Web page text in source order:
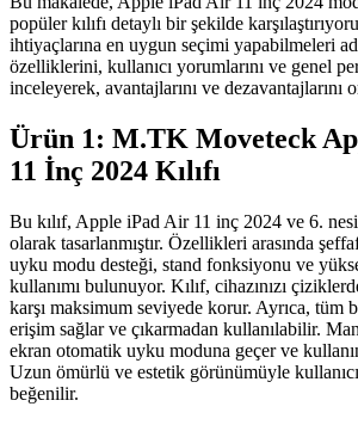
popüler kılıfı detaylı bir şekilde
ihtiyaçlarına en uygun seçimi yapabilmeleri
özelliklerini, kullanıcı yorumlarını ve genel
inceleyerek, avantajlarını ve dezavantajlarını
Ürün 1: M.TK Moveteck
11 İnç 2024 Kılıfı
Bu kılıf, Apple iPad Air 11 inç 2024 ve 6.
olarak tasarlanmıştır. Özellikleri arasında
uyku modu desteği, stand fonksiyonu ve
kullanımı bulunuyor. Kılıf, cihazınızı
karşı maksimum seviyede korur. Ayrıca, tüm
erişim sağlar ve çıkarmadan kullanılabilir.
ekran otomatik uyku moduna geçer ve
Uzun ömürlü ve estetik görünümüyle
beğenilir.